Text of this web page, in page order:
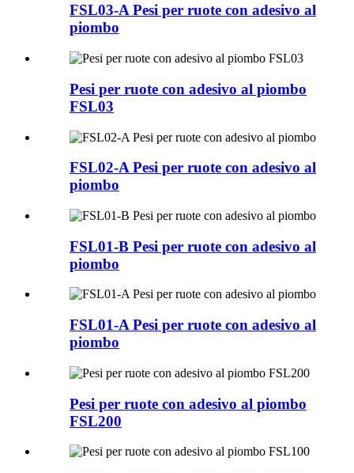
FSL03-A Pesi per ruote con adesivo al
piombo
Pesi per ruote con adesivo al piombo
FSL03
FSL02-A Pesi per ruote con adesivo al
piombo
FSL01-B Pesi per ruote con adesivo al
piombo
FSL01-A Pesi per ruote con adesivo al
piombo
Pesi per ruote con adesivo al piombo
FSL200